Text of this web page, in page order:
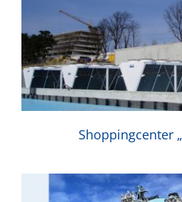
Shoppingcenter